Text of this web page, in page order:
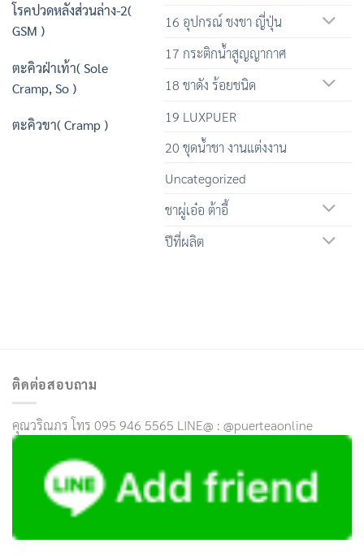
โรคปวดหลังส่วนล่าง-2(
GSM )
ตะคิวฝ่าเท้า( Sole
Cramp, So )
ตะคิวขา( Cramp )
16 อุปกรณ์ ชงชา ญี่ปุ่น
17 กระติกน้ำสูญญากาศ
18 ชาดัง ร้อยชนิด
19 LUXPUER
20 ชุดน้ำชา งานแต่งงาน
Uncategorized
ชาผู่เอ๋อ ต้าอี้
ปีที่ผลิต
ติดต่อสอบถาม
คุณวริณภร โทร 095 946 5565 LINE@ : @puerteaonline